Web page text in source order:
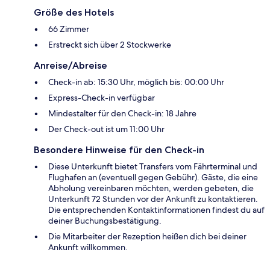
Größe des Hotels
66 Zimmer
Erstreckt sich über 2 Stockwerke
Anreise/Abreise
Check-in ab: 15:30 Uhr, möglich bis: 00:00 Uhr
Express-Check-in verfügbar
Mindestalter für den Check-in: 18 Jahre
Der Check-out ist um 11:00 Uhr
Besondere Hinweise für den Check-in
Diese Unterkunft bietet Transfers vom Fährterminal und
Flughafen an (eventuell gegen Gebühr). Gäste, die eine
Abholung vereinbaren möchten, werden gebeten, die
Unterkunft 72 Stunden vor der Ankunft zu kontaktieren.
Die entsprechenden Kontaktinformationen findest du auf
deiner Buchungsbestätigung.
Die Mitarbeiter der Rezeption heißen dich bei deiner
Ankunft willkommen.